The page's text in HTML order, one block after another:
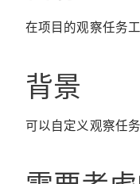
在项目的观察任务
背景
可以自定义观察任